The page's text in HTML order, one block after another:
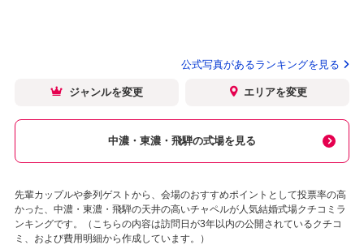
公式写真があるランキングを見る
ジャンルを変更 エリアを変更
中濃・東濃・飛騨の式場を見る
先輩カップルや参列ゲストから、会場のおすすめポイントとして投票率の高
かった、中濃・東濃・飛騨の天井の高いチャペルが人気結婚式場クチコミラ
ンキングです。（こちらの内容は訪問日が3年以内の公開されているクチコ
ミ、および費用明細から作成しています。）